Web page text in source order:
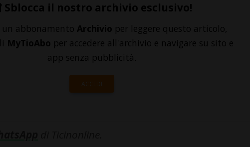
Sblocca il nostro archivio esclusivo!
abbonamento Archivio per leggere questo articolo,
MyTioAbo per accedere all'archivio e navigare su sito e
app senza pubblicità.
ACCEDI